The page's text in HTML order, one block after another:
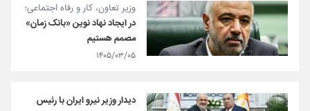
وزیر تعاون، کار و رفاه اجتماعی؛
در ایجاد نهاد نوین «بانک زمان»
مصمم هستیم
۱۴۰۵/۰۳/۰۵
دیدار وزیر نیرو ایران با رئیس